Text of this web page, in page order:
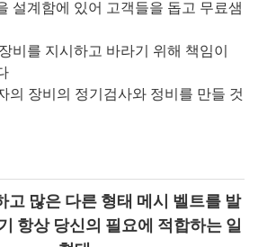
설계함에 있어 고객들을 돕고 무료샘
비를 지시하고 바라기 위해 책임이
의 장비의 정기검사와 정비를 만들 것
고 많은 다른 형태 메시 벨트를 발
항상 당신의 필요에 적합하는 일